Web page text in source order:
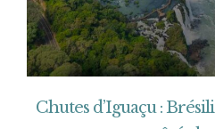
Chutes d’Iguaçu :